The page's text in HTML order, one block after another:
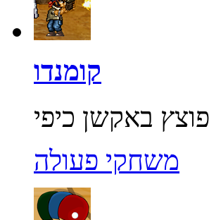
קומנדו
משחקי פעולה